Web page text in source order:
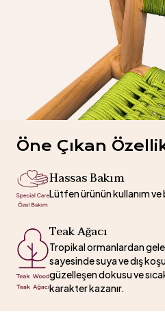
Öne Çıkan
Hassas Bakım
Lütfen ürünün kullanım ve
Teak Ağacı
Tropikal ormanlardan
sayesinde suya ve dış
güzelleşen dokusu ve
karakter kazanır.